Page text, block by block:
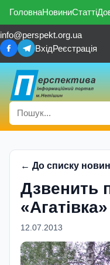
ГоловнаНовиниСтатті
info@perspekt.org.ua
ВхідРеєстрація
← До списку новин
Дзвенить
«Агатiвка»
12.07.2013